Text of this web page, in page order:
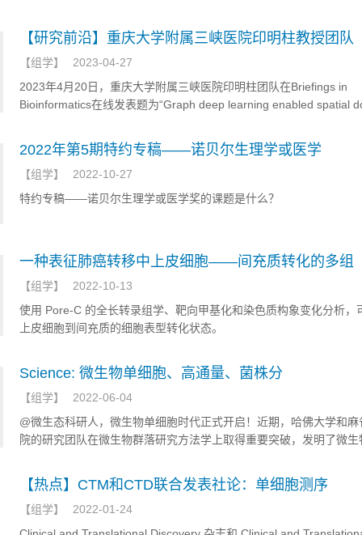
infiltrative BCC”的单细胞转录组文章
【研究前沿】重庆大学附属三峡医院印明柱教授团队
【组学】
2023-04-27
2023年4月20日，重庆大学附属三峡医院印明柱团队在Briefings in
Bioinformatics在线发表题为“Graph deep learning enabled spatial
2022年第5期特约专稿——诺贝尔生理学或医学
【组学】
2022-10-27
特约专稿——诺贝尔生理学或医学奖的课题是什么？
一种表征肺癌转移中上皮细胞——间充质转化的多组
【组学】
2022-10-13
使用 Pore-C 的全长转录组学、靶向甲基化和染色质构象变化分析，
上皮细胞到间充质的细胞表型转化状态。
Science: 微生物单细胞、高通量、菌株分
【组学】
2022-06-04
@微生态科研人，微生物单细胞时代正式开启！近期，哈佛大学和麻
院的研究团队在微生物群落研究方法学上取得重要突破，发明了微生
【热点】CTM和CTD联合发表社论：单细胞测序
【组学】
2022-01-24